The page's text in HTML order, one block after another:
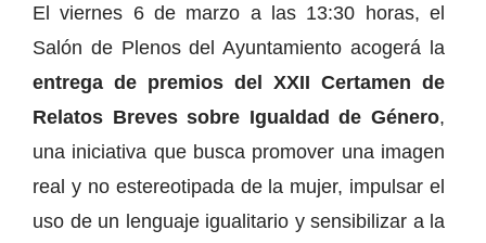
El viernes 6 de marzo a las 13:30 horas, el
Salón de Plenos del Ayuntamiento acogerá la
entrega de premios del XXII Certamen de
Relatos Breves sobre Igualdad de Género,
una iniciativa que busca promover una imagen
real y no estereotipada de la mujer, impulsar el
uso de un lenguaje igualitario y sensibilizar a la